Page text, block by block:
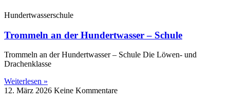
Hundertwasserschule
Trommeln an der Hundertwasser – Schule
Trommeln an der Hundertwasser – Schule Die Löwen‑ und
Drachenklasse
Weiterlesen »
12. März 2026 Keine Kommentare